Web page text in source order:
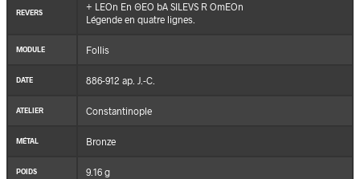
REVERS
+ LEOn En ΘEO bA SILEVS R OmEOn
Légende en quatre lignes.
MODULE Follis
DATE 886-912 ap. J.-C.
ATELIER Constantinople
MÉTAL Bronze
POIDS 9.16 g